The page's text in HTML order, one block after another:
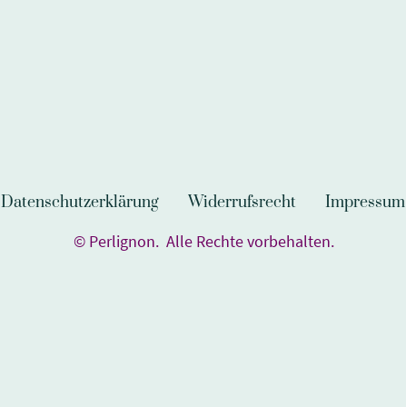
Datenschutzerklärung Widerrufsrecht Impressum
© Perlignon. Alle Rechte vorbehalten.